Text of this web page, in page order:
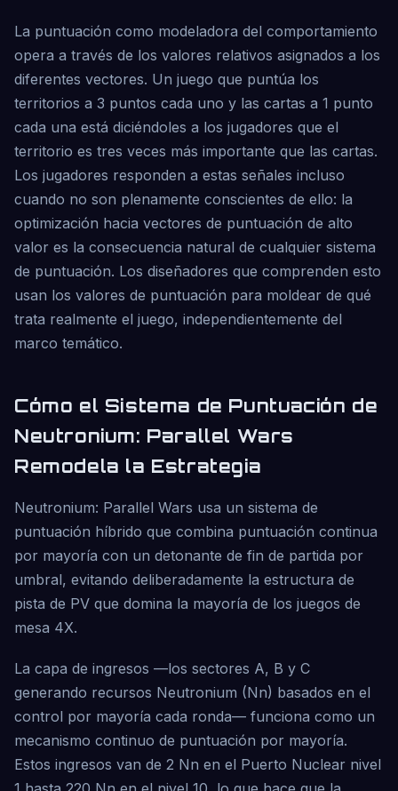
La puntuación como modeladora del comportamiento
opera a través de los valores relativos asignados a los
diferentes vectores. Un juego que puntúa los
territorios a 3 puntos cada uno y las cartas a 1 punto
cada una está diciéndoles a los jugadores que el
territorio es tres veces más importante que las cartas.
Los jugadores responden a estas señales incluso
cuando no son plenamente conscientes de ello: la
optimización hacia vectores de puntuación de alto
valor es la consecuencia natural de cualquier sistema
de puntuación. Los diseñadores que comprenden esto
usan los valores de puntuación para moldear de qué
trata realmente el juego, independientemente del
marco temático.
Cómo el Sistema de Puntuación de
Neutronium: Parallel Wars
Remodela la Estrategia
Neutronium: Parallel Wars usa un sistema de
puntuación híbrido que combina puntuación continua
por mayoría con un detonante de fin de partida por
umbral, evitando deliberadamente la estructura de
pista de PV que domina la mayoría de los juegos de
mesa 4X.
La capa de ingresos —los sectores A, B y C
generando recursos Neutronium (Nn) basados en el
control por mayoría cada ronda— funciona como un
mecanismo continuo de puntuación por mayoría.
Estos ingresos van de 2 Nn en el Puerto Nuclear nivel